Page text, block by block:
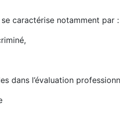
caractérise notamment par :
dans l’évaluation